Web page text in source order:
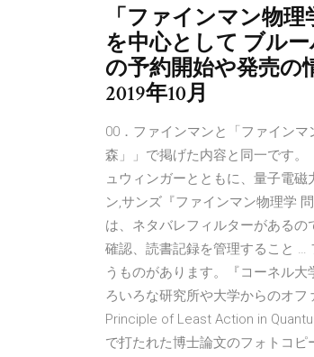
「ファインマン物
を中心として ブル
の予約開始や発売の
2019年10月
00．ファインマンと「ファイン
森」」で掲げた内容と同一です
ュウィンガーとともに、量子電
ン,サンズ『ファインマン物理学
は、ネタバレフィルターがある
確認、読書記録を管理すること …
うものがあります。『コーネル
ろいろな研究所や大学からのオ
Principle of Least Action in
で打たれた博士論文のフォトコピ